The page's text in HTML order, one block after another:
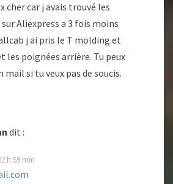
cher car j avais trouvé les
Aliexpress a 3 fois moins
j ai pris le T molding et
les poignées arrière. Tu peux
mail si tu veux pas de soucis.
dit :
h 59 min